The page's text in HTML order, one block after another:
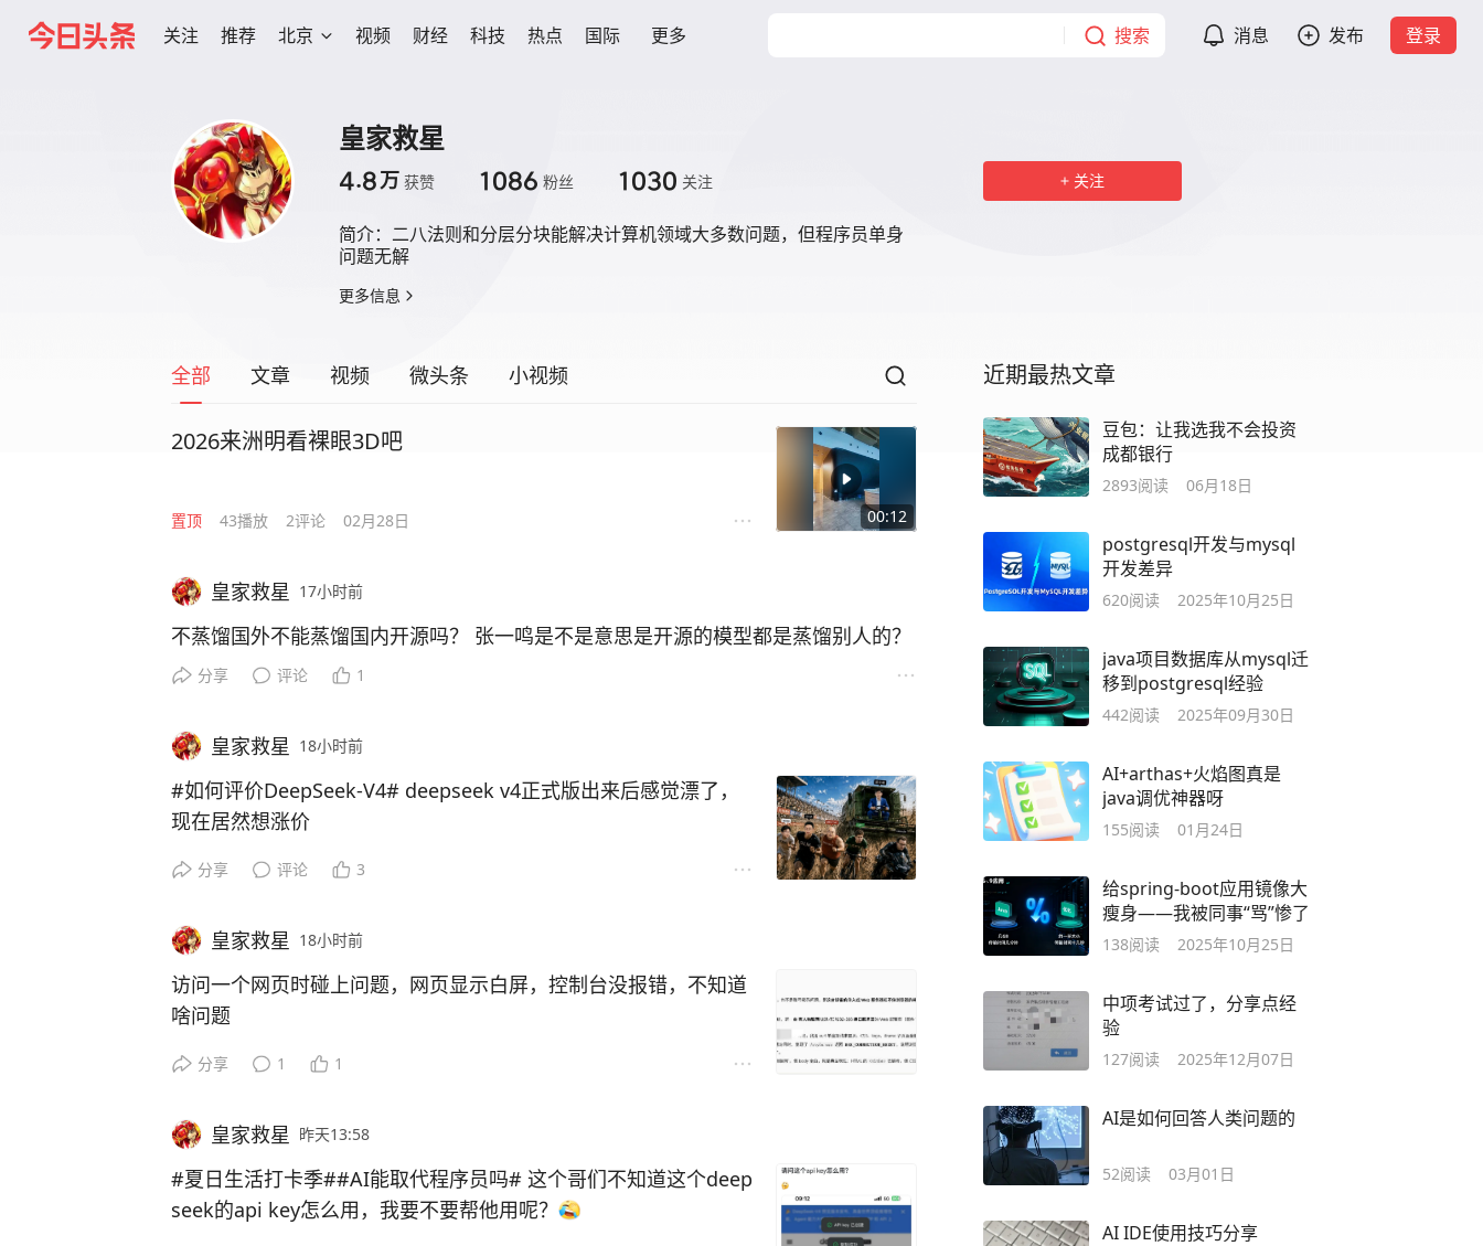
关注 推荐 北京 视频 财经 科技 热点 国际 更多 搜索 消息 发布 登录
皇家救星
4.8万 获赞 1086 粉丝 1030 关注
简介： 二八法则和分层分块能解决计算机领域大多数问题，但程序员单身
问题无解
更多信息
关注
全部 文章 视频 微头条 小视频
00:12
2026来洲明看裸眼3D吧
置顶 43播放 2评论 02月28日
皇家救星 17小时前
不蒸馏国外不能蒸馏国内开源吗？ 张一鸣是不是意思是开源的模型都是蒸馏别人的？
分享 评论 1
皇家救星 18小时前
#如何评价DeepSeek-V4# deepseek v4正式版出来后感觉漂了，
现在居然想涨价
粱圣又要变成梁子了
分享 评论 3
皇家救星 18小时前
访问一个网页时碰上问题，网页显示白屏，控制台没报错，不知道
啥问题
现代浏览器访问时会并发多个查询，导致页面加载失败，所以白屏
但是现在哪还能找到ie呢，服务器也是别人的，网页我改不了，于
是我问它：“用篡改猴修改网页，能不能解决白屏问题”
混元信誓旦旦说：“可以”，然后写了个脚本让我去配置
分享 1 1
皇家救星 昨天13:58
#夏日生活打卡季##AI能取代程序员吗# 这个哥们不知道这个deep
seek的api key怎么用，我要不要帮他用呢？
近期最热文章
豆包：让我选我不会投资
成都银行
2893阅读 06月18日
postgresql开发与mysql
开发差异
620阅读 2025年10月25日
java项目数据库从mysql迁
移到postgresql经验
442阅读 2025年09月30日
AI+arthas+火焰图真是
java调优神器呀
155阅读 01月24日
给spring-boot应用镜像大
瘦身——我被同事“骂”惨了
138阅读 2025年10月25日
中项考试过了，分享点经
验
127阅读 2025年12月07日
AI是如何回答人类问题的
52阅读 03月01日
AI IDE使用技巧分享